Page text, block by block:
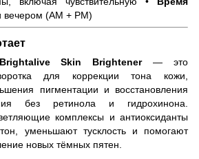
вечером (AM + PM)
Skin Brightener— это
для коррекции тона кожи,
пигментации и восстановления
без ретинола и гидрохинона.
комплексы и антиоксиданты
уменьшают тусклость и помогают
новых тёмных пятен.